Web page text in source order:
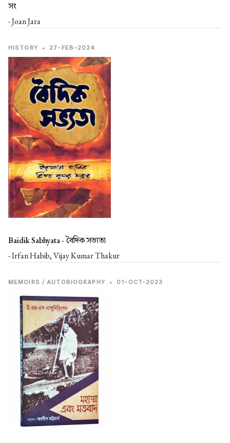
সং
- Joan Jara
HISTORY • 27-FEB-2024
Baidik Sabhyata -বৈদিক সভ্যতা
- Irfan Habib, Vijay Kumar Thakur
MEMOIRS / AUTOBIOGRAPHY • 01-OCT-2023